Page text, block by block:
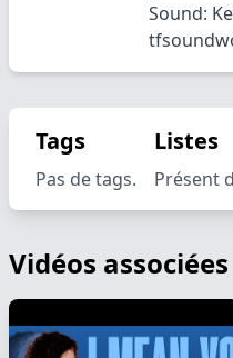
Sound:
Tags
Pas de tags.
Listes
Présent
Vidéos associées